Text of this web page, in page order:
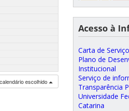
escolhido
Acesso à
Carta de
Plano de
Institucional
Serviço de
Transparência
Universidade
Catarina